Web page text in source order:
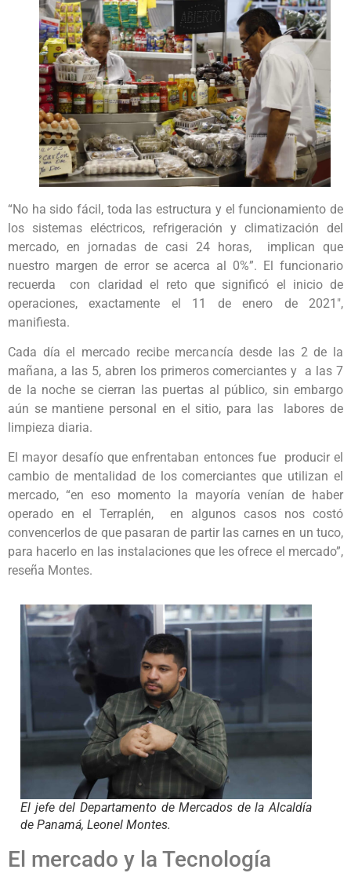
“No ha sido fácil, toda las estructura y el funcionamiento de
los sistemas eléctricos, refrigeración y climatización del
mercado, en jornadas de casi 24 horas, implican que
nuestro margen de error se acerca al 0%”. El funcionario
recuerda con claridad el reto que significó el inicio de
operaciones, exactamente el 11 de enero de 2021″,
manifiesta.
Cada día el mercado recibe mercancía desde las 2 de la
mañana, a las 5, abren los primeros comerciantes y a las 7
de la noche se cierran las puertas al público, sin embargo
aún se mantiene personal en el sitio, para las labores de
limpieza diaria.
El mayor desafío que enfrentaban entonces fue producir el
cambio de mentalidad de los comerciantes que utilizan el
mercado, “en eso momento la mayoría venían de haber
operado en el Terraplén, en algunos casos nos costó
convencerlos de que pasaran de partir las carnes en un tuco,
para hacerlo en las instalaciones que les ofrece el mercado”,
reseña Montes.
El jefe del Departamento de Mercados de la Alcaldía
de Panamá, Leonel Montes.
El mercado y la Tecnología